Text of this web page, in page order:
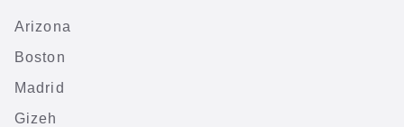
Arizona
Boston
Madrid
Gizeh